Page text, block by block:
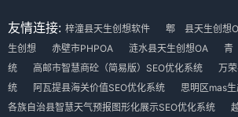
友情连接: 梓潼县天生创想软件 郫 县天生创想
生创想
赤壁市PHPOA 涟水县天生创想OA
青
统
高邮市智慧商砼（简易版）SEO优化系统
万
统
阿瓦提县海关价值SEO优化系统 思明区mas
各族自治县智慧天气预报图形化展示SEO优化系统